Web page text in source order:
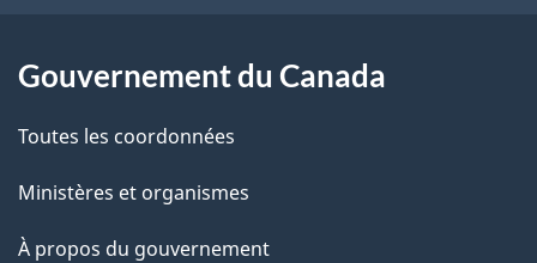
a
g
e
a
c
i
o
Gouvernement du Canada
Toutes les coordonnées
Ministères et organismes
À propos du gouvernement